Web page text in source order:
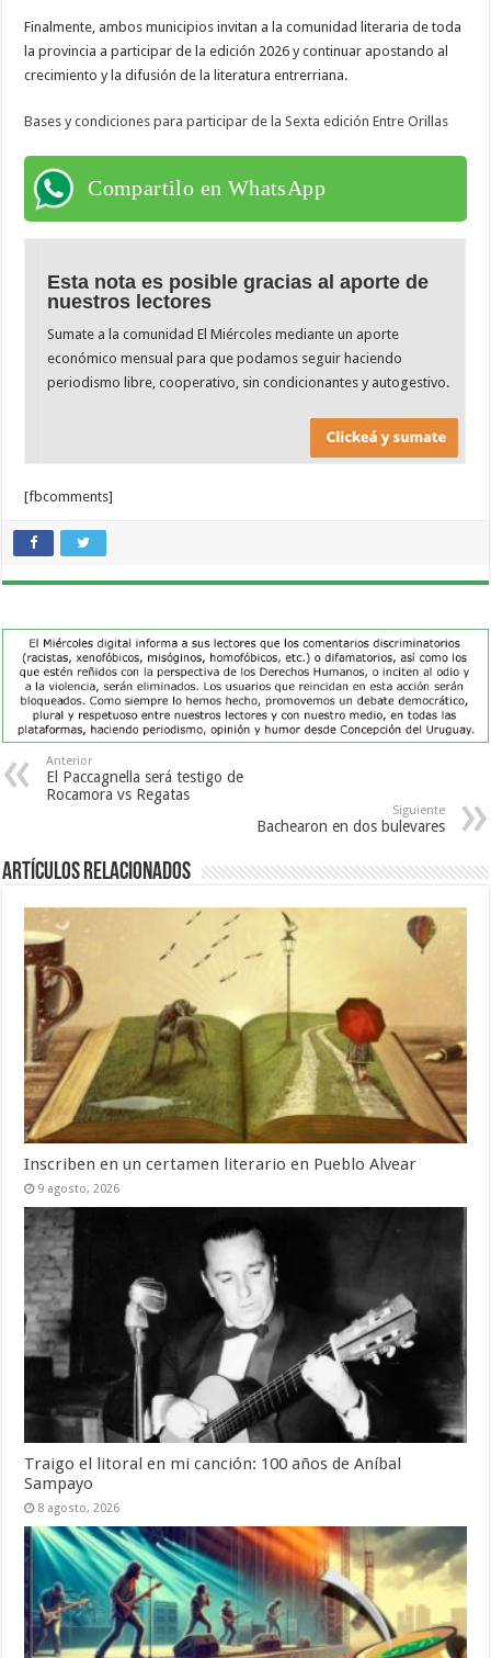
Finalmente, ambos municipios invitan a la comunidad literaria de toda
la provincia a participar de la edición 2026 y continuar apostando al
crecimiento y la difusión de la literatura entrerriana.
Bases y condiciones para participar de la Sexta edición Entre Orillas
Compartilo en WhatsApp
Esta nota es posible gracias al aporte de
nuestros lectores
Sumate a la comunidad El Miércoles mediante un aporte
económico mensual para que podamos seguir haciendo
periodismo libre, cooperativo, sin condicionantes y autogestivo.
[fbcomments]
Anterior
El Paccagnella será testigo de
Rocamora vs Regatas
Siguiente
Bachearon en dos bulevares
Artículos Relacionados
Inscriben en un certamen literario en Pueblo Alvear
9 agosto, 2026
Traigo el litoral en mi canción: 100 años de Aníbal
Sampayo
8 agosto, 2026